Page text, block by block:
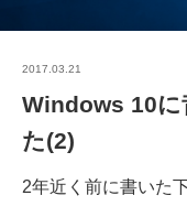
2017.03.21
Windows 10に
た(2)
2年近く前に書いた